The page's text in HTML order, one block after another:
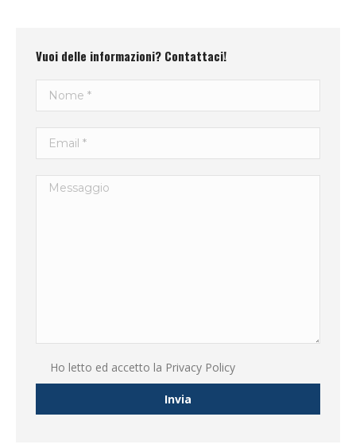
Vuoi delle informazioni? Contattaci!
Ho letto ed accetto la Privacy Policy